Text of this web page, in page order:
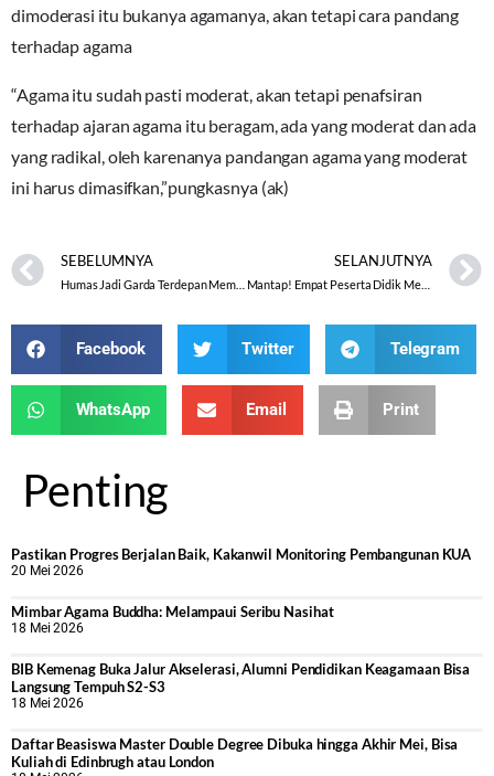
dimoderasi itu bukanya agamanya, akan tetapi cara pandang
terhadap agama
“Agama itu sudah pasti moderat, akan tetapi penafsiran
terhadap ajaran agama itu beragam, ada yang moderat dan ada
yang radikal, oleh karenanya pandangan agama yang moderat
ini harus dimasifkan,”pungkasnya (ak)
SEBELUMNYA SELANJUTNYA
Mantap! Empat Peserta Didik Metrobara Sukses Raih Prestasi dalam SSA 2022
Facebook Twitter Telegram
WhatsApp Email Print
Penting
Pastikan Progres Berjalan Baik, Kakanwil Monitoring Pembangunan KUA
20 Mei 2026
Mimbar Agama Buddha: Melampaui Seribu Nasihat
18 Mei 2026
BIB Kemenag Buka Jalur Akselerasi, Alumni Pendidikan Keagamaan Bisa
Langsung Tempuh S2-S3
18 Mei 2026
Daftar Beasiswa Master Double Degree Dibuka hingga Akhir Mei, Bisa
Kuliah di Edinbrugh atau London